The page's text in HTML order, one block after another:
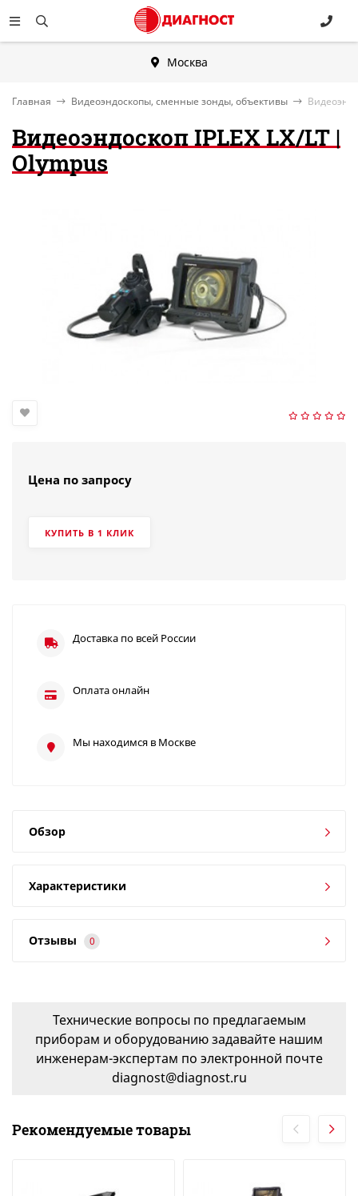
Москва
Главная Видеоэндоскопы, сменные зонды, объективы
Видеоэндоскоп IPLEX LX/LT |
Olympus
Цена по запросу
КУПИТЬ В 1 КЛИК
Доставка по всей России
Оплата онлайн
Мы находимся в Москве
Обзор
Характеристики
Отзывы 0
Технические вопросы по предлагаемым
приборам и оборудованию задавайте нашим
инженерам-экспертам по электронной почте
diagnost@diagnost.ru
Рекомендуемые товары